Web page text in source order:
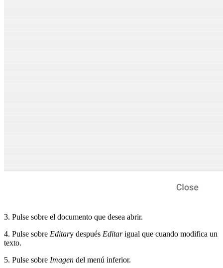
3. Pulse sobre el documento que desea abrir.
4. Pulse sobre Editary después Editarigual que cuando modifica un
texto.
5. Pulse sobre Imagen del menú inferior.